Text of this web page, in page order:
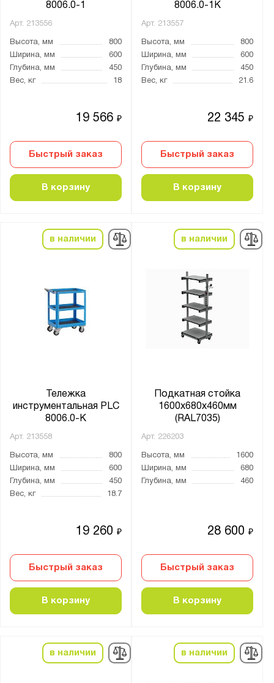
8006.0-1
Арт. 213556
Высота, мм
800
Ширина, мм
600
Глубина, мм
450
Вес, кг
18
19 566₽
Быстрый заказ
В корзину
8006.0-1К
Арт. 213557
Высота, мм
800
Ширина, мм
600
Глубина, мм
450
Вес, кг
21.6
22 345₽
Быстрый заказ
В корзину
в наличии
Тележка
инструментальная PLC
8006.0-К
Арт. 213558
Высота, мм
800
Ширина, мм
600
Глубина, мм
450
Вес, кг
18.7
19 260₽
Быстрый заказ
В корзину
в наличии
Подкатная стойка
1600x680x460мм
(RAL7035)
Арт. 226203
Высота, мм
1600
Ширина, мм
680
Глубина, мм
460
28 600₽
Быстрый заказ
В корзину
в наличии в наличии